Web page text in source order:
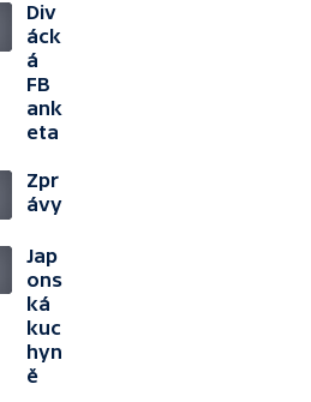
Div
áck
á
FB
ank
eta
Zpr
ávy
Jap
ons
ká
kuc
hyn
ě